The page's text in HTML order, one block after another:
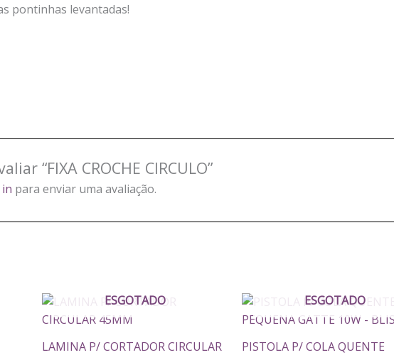
pontinhas levantadas!
“FIXA CROCHE CIRCULO”
para enviar uma avaliação.
ESGOTADO
LAMINA P/ CORTADOR CIRCULAR
ESGOTADO
PISTOLA P/ COLA QUENTE